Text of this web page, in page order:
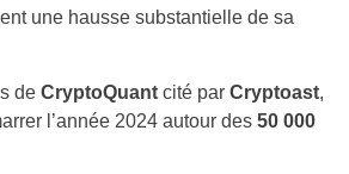
une hausse substantielle de sa
de CryptoQuant cité par Cryptoast,
l’année 2024 autour des 50 000